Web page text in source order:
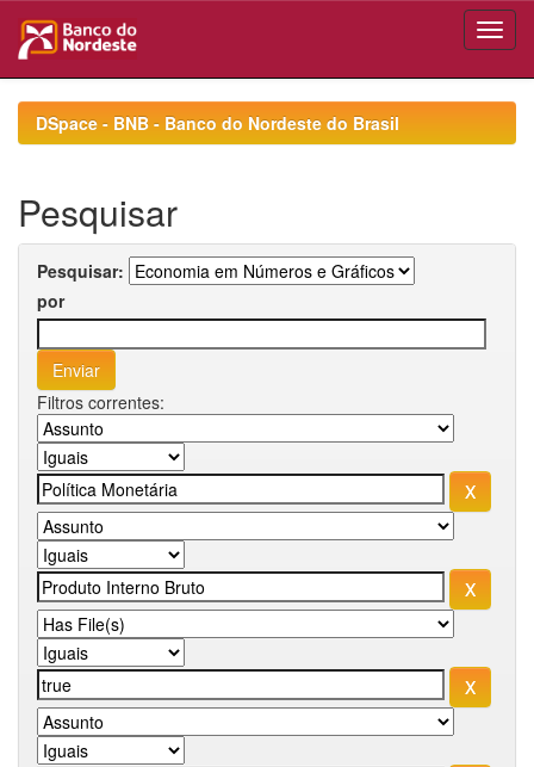
navigationDSpace - BNB - Banco do Nordeste do Brasil
Pesquisar
Pesquisar:
por
Filtros correntes: